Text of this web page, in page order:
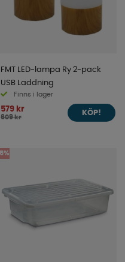
FMT LED-lampa Ry 2-pack
USB Laddning
Finns i lager
579 kr
609 kr
KÖP!
5%